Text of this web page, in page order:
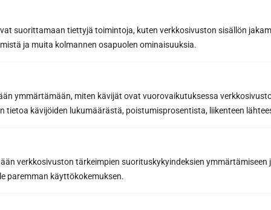
suorittamaan tiettyjä toimintoja, kuten verkkosivuston sisällön
ja muita kolmannen osapuolen ominaisuuksia.
ymmärtämään, miten kävijät ovat vuorovaikutuksessa
tietoa kävijöiden lukumäärästä, poistumisprosentista, liikenteen
verkkosivuston tärkeimpien suorituskykyindeksien ymmärtämiseen
paremman käyttökokemuksen.
Saat saunan rakentamisen ammattilaisen
Inspiroivia saunauutisia ja
yhteystyökumppaneidemme etuja, joilla teet